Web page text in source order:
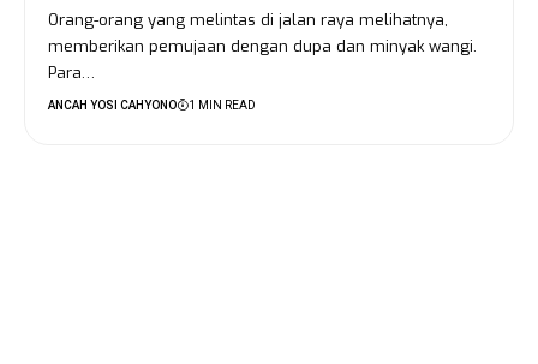
Orang-orang yang melintas di jalan raya melihatnya,
memberikan pemujaan dengan dupa dan minyak wangi.
Para…
ANCAH YOSI CAHYONO 1 MIN READ